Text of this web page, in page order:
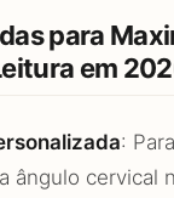
para
em
:
ângulo cervical